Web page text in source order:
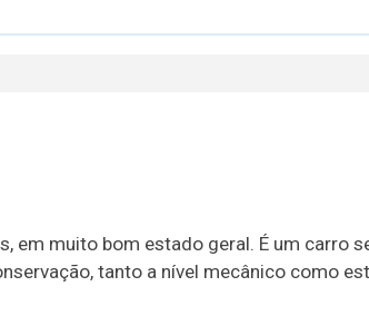
em muito bom estado geral. É um carro
tanto a nível mecânico como